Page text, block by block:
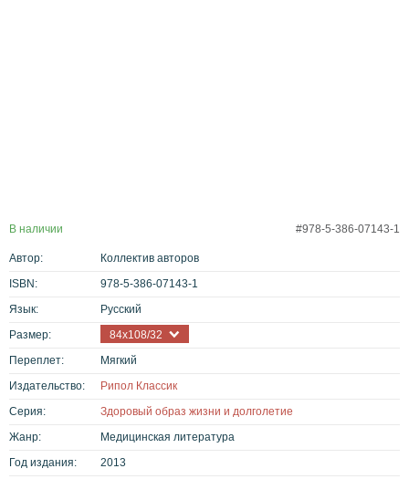
#978-5-386-07143-1
В наличии
Автор:
Коллектив авторов
ISBN:
978-5-386-07143-1
Язык:
Русский
Размер:
84х108/32
Переплет:
Мягкий
Издательство:
Рипол Классик
Серия:
Здоровый образ жизни и долголетие
Жанр:
Медицинская литература
Год издания:
2013